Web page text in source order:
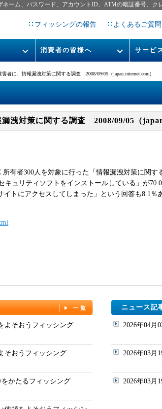
ーム、パスワード、アカウントID、ATMの暗証番号、
フィッシングの報告 よくあるご質
消費者の皆様へ
フィッシングとは
マンガでわかるフィッシング詐
サービ
なりすま
者に、情報漏洩対策に関する調査 2008/09/05（japan.internet.com)
漏洩対策に関する調査 2008/09/05（
有者300人を対象に行った「情報漏洩対策に関
キュリティソフトをインストールしている」が
トにアクセスしてしまった」という回答も8.1％
一覧
よそおうフィッシング
そおうフィッシング
かたるフィッシング
ニュース記
2026年04月
2026年03月
2026年03月